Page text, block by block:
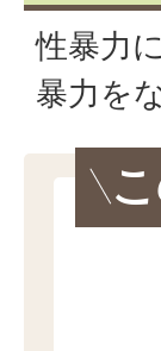
性暴力
暴力を